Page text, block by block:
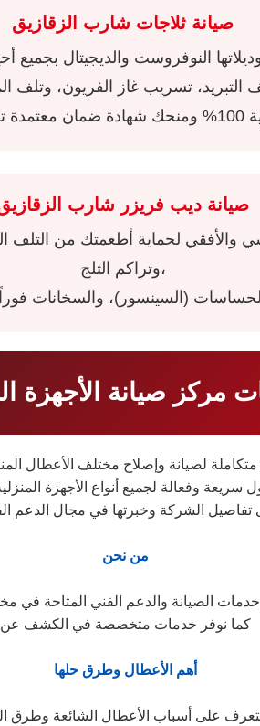
صيانة ثلاجات شارب الزقازيق
النوفروست والديجيتال بجميع
صيانة ديب فريزر شارب
لحماية أطعمتك من التلف
وتراكم الثلج،
مركز صيانة الأجهزة
تفاصيل الشركة وخبرتها في مجال الدعم
من نحن
كما نوفر خدمات متخصصة في الكشف عن
أهم الأعطال وطرق حلها